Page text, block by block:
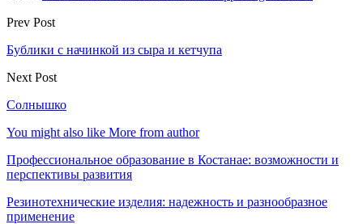
Prev Post
Бублики с начинкой из сыра и кетчупа
Next Post
Солнышко
You might also like More from author
Профессиональное образование в Костанае: возможности и
перспективы развития
Резинотехнические изделия: надежность и разнообразное
применение